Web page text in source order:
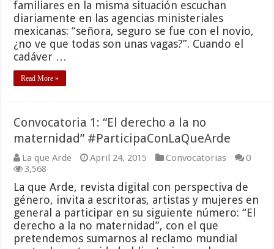
familiares en la misma situación escuchan
diariamente en las agencias ministeriales
mexicanas: “señora, seguro se fue con el novio,
¿no ve que todas son unas vagas?”. Cuando el
cadáver …
Read More »
Convocatoria 1: “El derecho a la no
maternidad” #ParticipaConLaQueArde
La que Arde April 24, 2015 Convocatorias
0
3,568
La que Arde, revista digital con perspectiva de
género, invita a escritoras, artistas y mujeres en
general a participar en su siguiente número: “El
derecho a la no maternidad”, con el que
pretendemos sumarnos al reclamo mundial